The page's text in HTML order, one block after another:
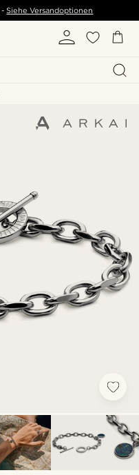
- Siehe Versandoptionen